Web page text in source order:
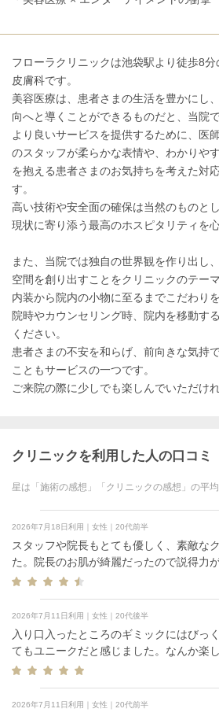
フローラクリニックは池袋駅より徒歩8分
皮膚科です。
美容医療は、患者さまの生活を豊かにし
向へと導くことができるものだと、当院
より良いサービスを提供するために、医
のスタッフが柔らかな表情や、わかりや
を抱える患者さまのお気持ちを考えた対
す。
高い技術や安全面の確保は当然のものと
現状に寄り添う最高のホスピタリティを
また、当院では独自の世界観を作り出し
空間を創り出すことをクリニックのテー
内装から院内の小物に至るまでこだわり
院時やカウンセリング時、院内を移動す
ください。
患者さまの不安を和らげ、前向きな気持
こともサービスの一つです。
ご来院の際に少しでも楽しんでいただけ
クリニックを利用した人の口コミ
星は「施術の感想」「クリニックの感想」の平
2026年7月18日利用｜女性｜20代前半
スタッフや院長もとても優しく、素敵な
た。院長のお肌が綺麗だったので説得力
た。 パウダールームも化粧水やクリーム
2026年7月11日利用｜女性｜20代後半
入り口入ったところのギミックにはびっ
てもユニークだと感じました。なんか楽
2026年7月11日利用｜女性｜20代前半